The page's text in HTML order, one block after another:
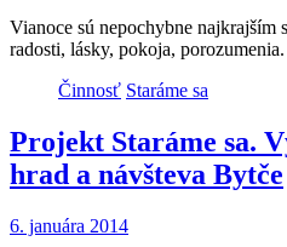
Vianoce sú nepochybne najkrajším
radosti, lásky, pokoja,
Činnosť Staráme sa
Projekt Staráme sa.
hrad a návšteva Bytče
6. januára 2014